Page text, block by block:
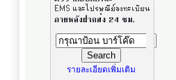
รายละเอียดเพิ่มเติม